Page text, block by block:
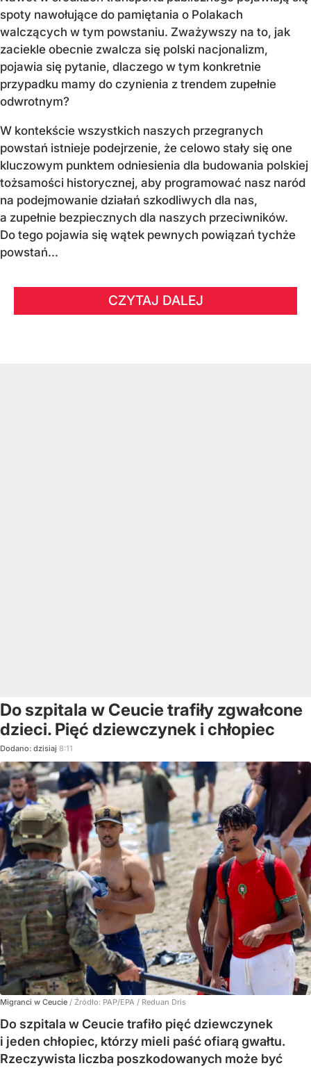
spoty nawołujące do pamiętania o Polakach
walczących w tym powstaniu. Zważywszy na to, jak
zaciekle obecnie zwalcza się polski nacjonalizm,
pojawia się pytanie, dlaczego w tym konkretnie
przypadku mamy do czynienia z trendem zupełnie
odwrotnym?
W kontekście wszystkich naszych przegranych
powstań istnieje podejrzenie, że celowo stały się one
kluczowym punktem odniesienia dla budowania polskiej
tożsamości historycznej, aby programować nasz naród
na podejmowanie działań szkodliwych dla nas,
a zupełnie bezpiecznych dla naszych przeciwników.
Do tego pojawia się wątek pewnych powiązań tychże
powstań...
CZYTAJ DALEJ
Do szpitala w Ceucie trafiły zgwałcone
dzieci. Pięć dziewczynek i chłopiec
Dodano: dzisiaj 8:11
Migranci w Ceucie / Źródło: PAP/EPA / Reduan Dris
Do szpitala w Ceucie trafiło pięć dziewczynek
i jeden chłopiec, którzy mieli paść ofiarą gwałtu.
Rzeczywista liczba poszkodowanych może być